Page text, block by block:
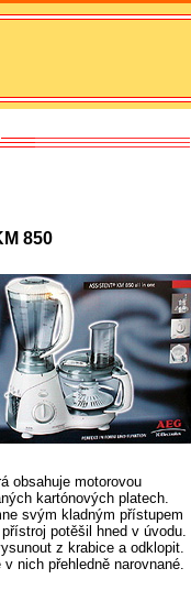
850
obsahuje motorovou
kartónových platech.
svým kladnýmpřístupem
potěšil hned v úvodu.
z krabice a odklopit.
nich přehledně narovnané.